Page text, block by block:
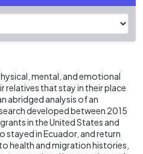
mental, and emotional
relatives that stay in their place
abridged analysis of an
developed between 2015
in the United States and
stayed in Ecuador, and return
health and migration histories,